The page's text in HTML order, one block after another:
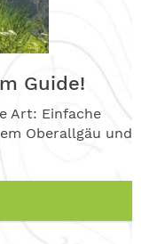
Guide!
Art: Einfache
Oberallgäu und